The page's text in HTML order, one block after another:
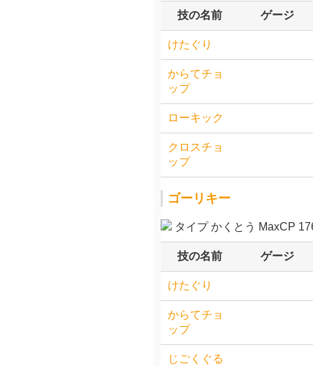
技の名前 ゲージ
けたぐり
からてチョ
ップ
ローキック
クロスチョ
ップ
ゴーリキー
タイプ かくとう MaxCP
技の名前 ゲージ
けたぐり
からてチョ
ップ
じごくぐる